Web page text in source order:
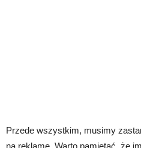
Przede wszystkim, musimy
na reklamę. Warto pamiętać, że